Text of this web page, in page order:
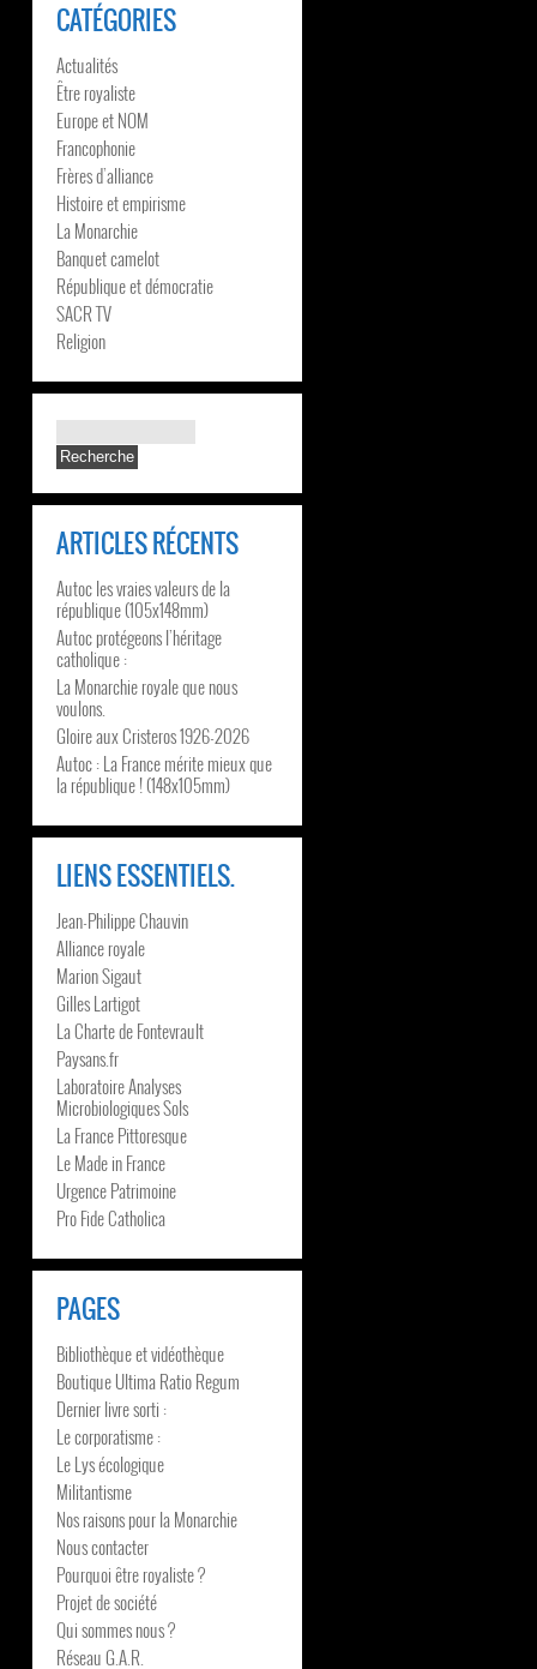
CATÉGORIES
Actualités
Être royaliste
Europe et NOM
Francophonie
Frères d’alliance
Histoire et empirisme
La Monarchie
Banquet camelot
République et démocratie
SACR TV
Religion
ARTICLES RÉCENTS
Autoc les vraies valeurs de la
république (105x148mm)
Autoc protégeons l’héritage
catholique :
La Monarchie royale que nous
voulons.
Gloire aux Cristeros 1926-2026
Autoc : La France mérite mieux que
la république ! (148x105mm)
LIENS ESSENTIELS.
Jean-Philippe Chauvin
Alliance royale
Marion Sigaut
Gilles Lartigot
La Charte de Fontevrault
Paysans.fr
Laboratoire Analyses
Microbiologiques Sols
La France Pittoresque
Le Made in France
Urgence Patrimoine
Pro Fide Catholica
PAGES
Bibliothèque et vidéothèque
Boutique Ultima Ratio Regum
Dernier livre sorti :
Le corporatisme :
Le Lys écologique
Militantisme
Nos raisons pour la Monarchie
Nous contacter
Pourquoi être royaliste ?
Projet de société
Qui sommes nous ?
Réseau G.A.R.